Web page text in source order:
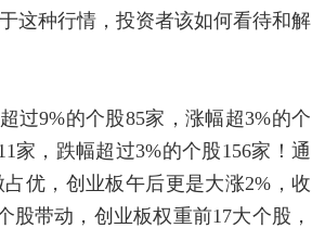
这种行情，投资者该如何看待和解
9%的个股85家，涨幅超3%的个
家，跌幅超过3%的个股156家！通
优，创业板午后更是大涨2%，收
带动，创业板权重前17大个股，